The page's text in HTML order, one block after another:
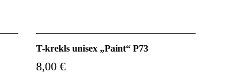
T-krekls unisex „Paint“ P73
8,00 €